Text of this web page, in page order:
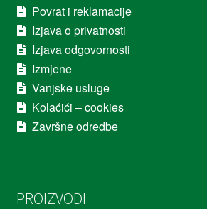
Povrat i reklamacije
Izjava o privatnosti
Izjava odgovornosti
Izmjene
Vanjske usluge
Kolaćići – cookies
Završne odredbe
PROIZVODI